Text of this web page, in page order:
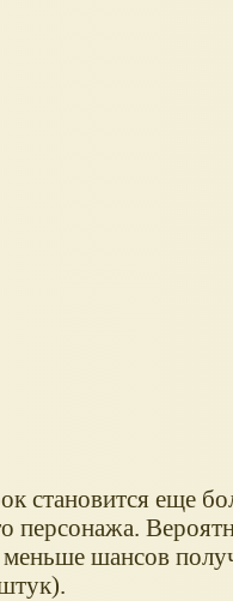
становится еще
персонажа.
меньше шансов